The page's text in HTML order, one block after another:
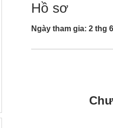
Hồ sơ
Ngày tham gia: 2 thg